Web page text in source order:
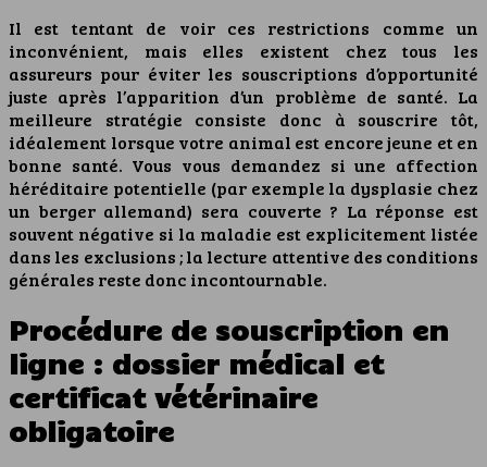
Il est tentant de voir ces restrictions comme un
inconvénient, mais elles existent chez tous les
assureurs pour éviter les souscriptions d’opportunité
juste après l’apparition d’un problème de santé. La
meilleure stratégie consiste donc à souscrire tôt,
idéalement lorsque votre animal est encore jeune et en
bonne santé. Vous vous demandez si une affection
héréditaire potentielle (par exemple la dysplasie chez
un berger allemand) sera couverte ? La réponse est
souvent négative si la maladie est explicitement listée
dans les exclusions ; la lecture attentive des conditions
générales reste donc incontournable.
Procédure de souscription en
ligne : dossier médical et
certificat vétérinaire
obligatoire